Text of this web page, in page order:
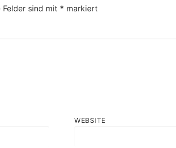
sind mit * markiert
WEBSITE